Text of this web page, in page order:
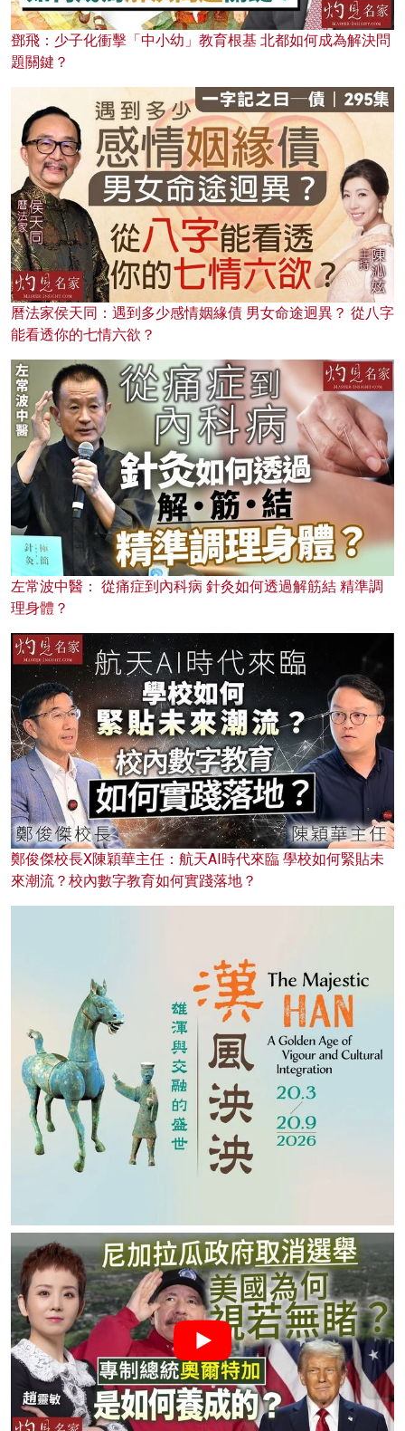
鄧飛：少子化衝擊「中小幼」教育根基 北都如何成為解決問
題關鍵？
曆法家侯天同：遇到多少感情姻緣債 男女命途迥異？ 從八字
能看透你的七情六欲？
左常波中醫： 從痛症到內科病 針灸如何透過解筋結 精準調
理身體？
鄭俊傑校長X陳穎華主任：航天AI時代來臨 學校如何緊貼未
來潮流？校內數字教育如何實踐落地？